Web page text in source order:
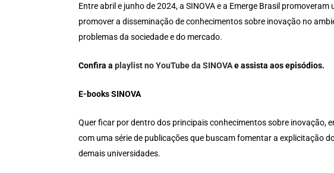
Entre abril e junho de 2024, a SINOVA e a Emerge Brasil
promover a disseminação de conhecimentos sobre inovação no
problemas da sociedade e do mercado.
Confira a playlist no YouTube da SINOVAe assista aos episódios.
E-books SINOVA
Quer ficar por dentro dos principais conhecimentos sobre inovação,
com uma série de publicações que buscam fomentar a explicitação
demais universidades.